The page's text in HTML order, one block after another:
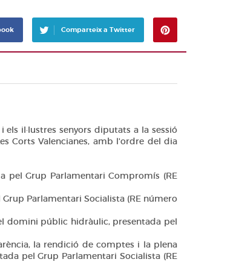
Comparteix a Twitter
els il·lustres senyors diputats a la sessió
Corts Valencianes, amb l'ordre del dia
pel Grup Parlamentari Compromís (RE
Parlamentari Socialista (RE número
domini públic hidràulic, presentada pel
la rendició de comptes i la plena
pel Grup Parlamentari Socialista (RE